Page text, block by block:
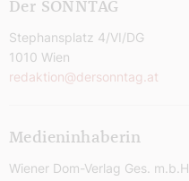
Der SONNTAG
Stephansplatz 4/VI/DG
1010 Wien
redaktion@dersonntag.at
Medieninhaberin
Wiener Dom-Verlag Ges. m.b.H.